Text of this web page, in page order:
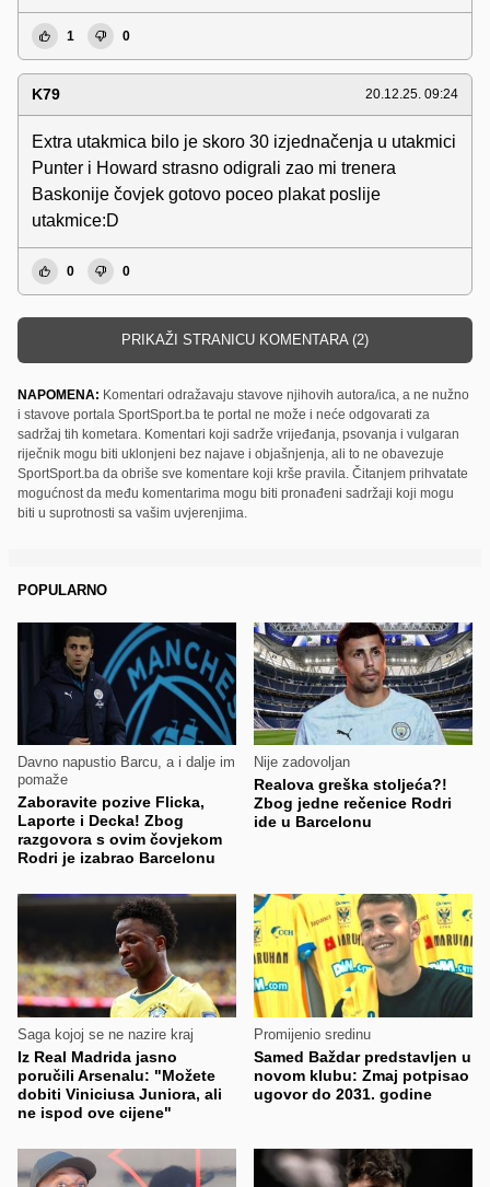
1 0
K79 20.12.25. 09:24
Extra utakmica bilo je skoro 30 izjednačenja u utakmici
Punter i Howard strasno odigrali zao mi trenera
Baskonije čovjek gotovo poceo plakat poslije
utakmice:D
0 0
PRIKAŽI STRANICU KOMENTARA (2)
NAPOMENA: Komentari odražavaju stavove njihovih autora/ica, a ne nužno
i stavove portala SportSport.ba te portal ne može i neće odgovarati za
sadržaj tih kometara. Komentari koji sadrže vrijeđanja, psovanja i vulgaran
riječnik mogu biti uklonjeni bez najave i objašnjenja, ali to ne obavezuje
SportSport.ba da obriše sve komentare koji krše pravila. Čitanjem prihvatate
mogućnost da među komentarima mogu biti pronađeni sadržaji koji mogu
biti u suprotnosti sa vašim uvjerenjima.
POPULARNO
Davno napustio Barcu, a i dalje im
pomaže
Zaboravite pozive Flicka,
Laporte i Decka! Zbog
razgovora s ovim čovjekom
Rodri je izabrao Barcelonu
Nije zadovoljan
Realova greška stoljeća?!
Zbog jedne rečenice Rodri
ide u Barcelonu
Saga kojoj se ne nazire kraj
Iz Real Madrida jasno
poručili Arsenalu: "Možete
dobiti Viniciusa Juniora, ali
ne ispod ove cijene"
Promijenio sredinu
Samed Baždar predstavljen u
novom klubu: Zmaj potpisao
ugovor do 2031. godine